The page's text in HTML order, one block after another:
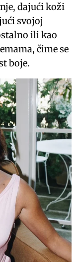
dajući koži
svojoj
ili kao
čime se
boje.